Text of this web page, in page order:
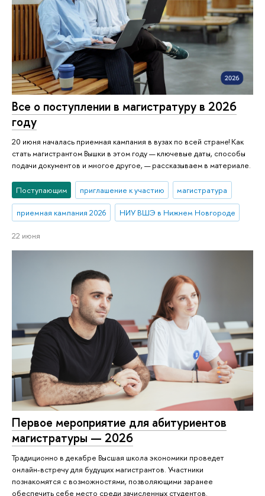
Все о поступлении в магистратуру в 2026
году
20 июня началась приемная кампания в вузах по всей стране! Как
стать магистрантом Вышки в этом году — ключевые даты, способы
подачи документов и многое другое, — рассказываем в материале.
Поступающим приглашение к участию магистратура
приемная кампания 2026 НИУ ВШЭ в Нижнем Новгороде
22 июня
Первое мероприятие для абитуриентов
магистратуры — 2026
Традиционно в декабре Высшая школа экономики проведет
онлайн-встречу для будущих магистрантов. Участники
познакомятся с возможностями, позволяющими заранее
обеспечить себе место среди зачисленных студентов.